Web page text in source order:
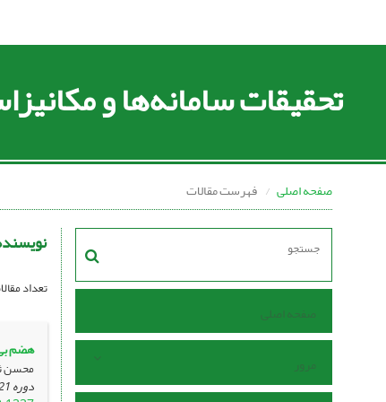
تحقیقات سامانه‌ها و
صفحه اصلی فهرست مقالات
صفحه اصلی
مرور
تعداد
هضم
محسن
دوره 21، شماره 76 ، دی 1399، ، صفحه